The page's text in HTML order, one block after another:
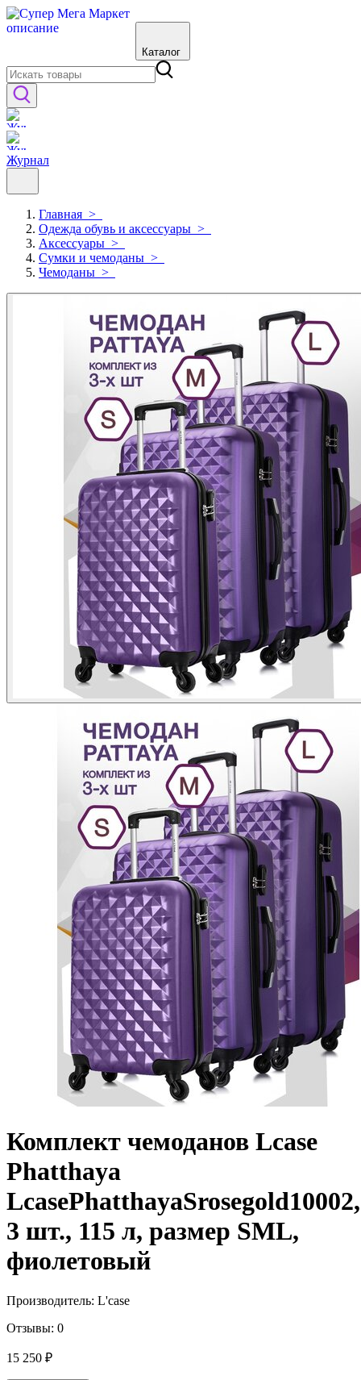
Каталог
Журнал
Главная >
Одежда обувь и аксессуары >
Аксессуары >
Сумки и чемоданы >
Чемоданы >
Комплект чемоданов Lcase
Phatthaya
LcasePhatthayaSrosegold10002,
3 шт., 115 л, размер SML,
фиолетовый
Производитель: L'case
Отзывы: 0
15 250 ₽